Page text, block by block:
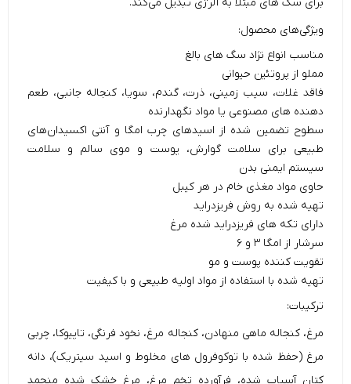
ویژگی‌های محصول:
مناسب انواع نژاد سگ های بالغ
مملو از پروتئین حیوانی
فاقد غلات، سیب زمینی، ذرت، گندم، سویا، کنجاله جانبی، طعم
دهنده های مصنوعی یا مواد نگهدارنده
سطوح تضمین شده از اسید‌های چرب امگا و آنتی اکسیدان‌های
طبیعی برای سلامت گوارش، پوست و موی سالم و سلامت
سیستم ایمنی بدن
حاوی مواد مغذی خام در هر کیبل
تهیه شده به روش فریزدراید
دارای تکه های فریزدراید شده مرغ
سرشار از امگا ۳ و ۶
تقویت کننده پوست و مو
تهیه شده با استفاده از مواد اولیه طبیعی و با کیفیت
ترکیبات:
مرغ، کنجاله ماهی منهادن، کنجاله مرغ، نخود فرنگی، تاپیوکا، چربی
مرغ (حفظ شده با توکوفرول های مخلوط و اسید سیتریک)، دانه
کتان آسیاب شده، فرآورده تخم مرغ، مرغ خشک شده منجمد